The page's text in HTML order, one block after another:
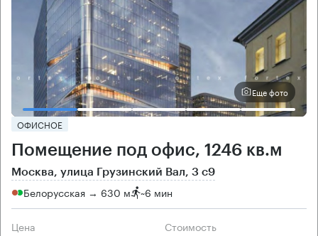
Еще фото
ОФИСНОЕ
Помещение под офис, 1246 кв.м
Москва, улица Грузинский Вал, 3 с9
Белорусская → 630 м ~6 мин
Цена Cтоимость